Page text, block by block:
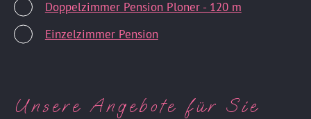
Doppelzimmer Pension Ploner - 120 m
Einzelzimmer Pension
Unsere Angebote für Sie